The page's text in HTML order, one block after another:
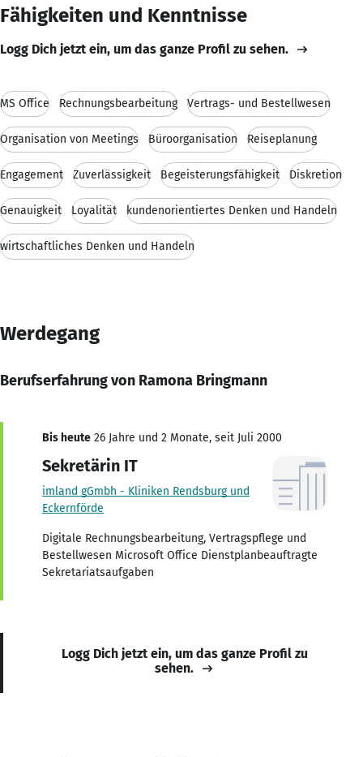
Fähigkeiten und Kenntnisse
Logg Dich jetzt ein, um das ganze Profil zu sehen.
MS Office Rechnungsbearbeitung Vertrags- und Bestellwesen
Organisation von Meetings Büroorganisation Reiseplanung
Engagement Zuverlässigkeit Begeisterungsfähigkeit Diskretion
Genauigkeit Loyalität kundenorientiertes Denken und Handeln
wirtschaftliches Denken und Handeln
Werdegang
Berufserfahrung von Ramona Bringmann
Bis heute 26 Jahre und 2 Monate, seit Juli 2000
Sekretärin IT
imland gGmbh - Kliniken Rendsburg und
Eckernförde
Digitale Rechnungsbearbeitung, Vertragspflege und
Bestellwesen Microsoft Office Dienstplanbeauftragte
Sekretariatsaufgaben
Logg Dich jetzt ein, um das ganze Profil zu
sehen.